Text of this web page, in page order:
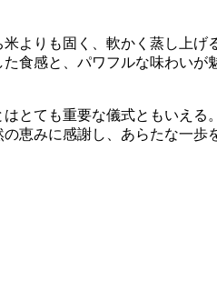
よりも固く、軟かく蒸し上げ
食感と、パワフルな味わいが
とても重要な儀式ともいえる
恵みに感謝し、あらたな一歩